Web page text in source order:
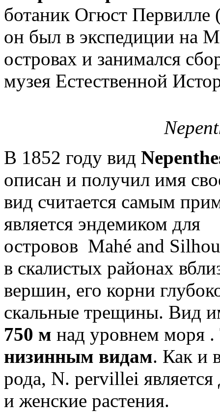
ботаник Огюст Первилле
он был в экспедиции на
островах и занимался
музея Естественной
В 1852 году вид
описан и получил имя
вид считается самым
является эндемиком для
островов Mahé and
в скалистых районах
вершин, его корни
скальные трещины. Вид
750 м над уровнем моря .
низинным видам. Как и
рода, N. pervillei
и женские растения.